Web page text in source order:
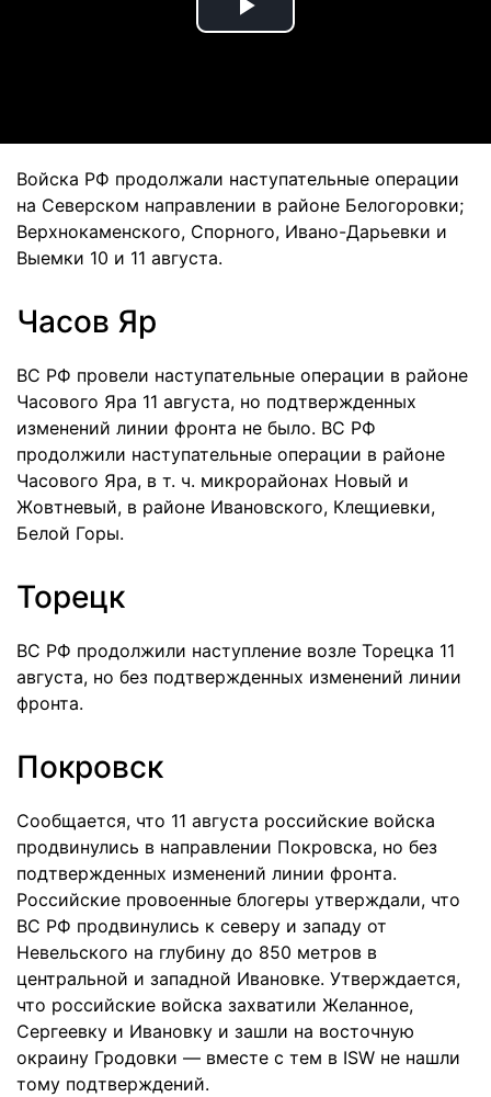
Play
Войска РФ продолжали наступательные операции
на Северском направлении в районе Белогоровки;
Верхнокаменского, Спорного, Ивано-Дарьевки и
Выемки 10 и 11 августа.
Часов Яр
ВС РФ провели наступательные операции в районе
Часового Яра 11 августа, но подтвержденных
изменений линии фронта не было. ВС РФ
продолжили наступательные операции в районе
Часового Яра, в т. ч. микрорайонах Новый и
Жовтневый, в районе Ивановского, Клещиевки,
Белой Горы.
Торецк
ВС РФ продолжили наступление возле Торецка 11
августа, но без подтвержденных изменений линии
фронта.
Покровск
Сообщается, что 11 августа российские войска
продвинулись в направлении Покровска, но без
подтвержденных изменений линии фронта.
Российские провоенные блогеры утверждали, что
ВС РФ продвинулись к северу и западу от
Невельского на глубину до 850 метров в
центральной и западной Ивановке. Утверждается,
что российские войска захватили Желанное,
Сергеевку и Ивановку и зашли на восточную
окраину Гродовки — вместе с тем в ISW не нашли
тому подтверждений.